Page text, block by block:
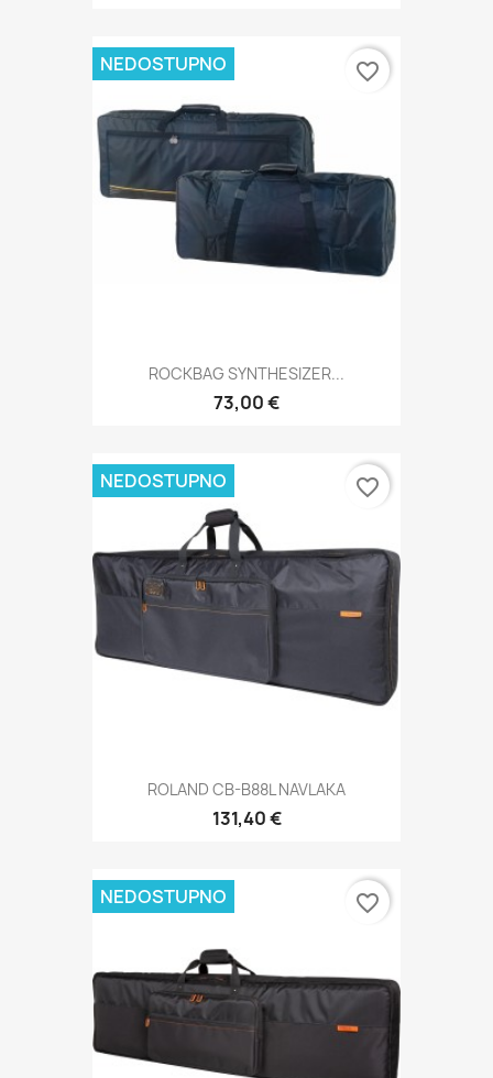
ROCKBAG SYNTHESIZER...
73,00 €
NEDOSTUPNO favorite_border
ROLAND CB-B88L NAVLAKA
131,40 €
NEDOSTUPNO favorite_border
NEDOSTUPNO favorite_border